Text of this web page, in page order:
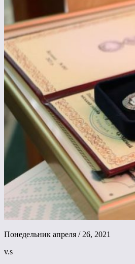
Понедельник апреля / 26, 2021
v.s